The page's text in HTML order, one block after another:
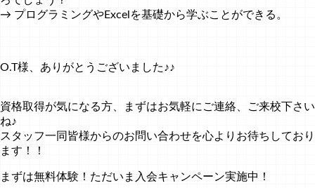
→ プログラミングやExcelを基礎から学ぶことができる。
O.T様、ありがとうございました♪♪
資格取得が気になる方、まずはお気軽にご連絡、ご来校下さい
ね♪
スタッフ一同皆様からのお問い合わせを心よりお待ちしており
ます！！
まずは無料体験！ただいま入会キャンペーン実施中！